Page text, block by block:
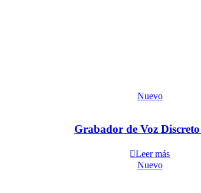
Nuevo
Grabador de Voz
Leer más
Nuevo